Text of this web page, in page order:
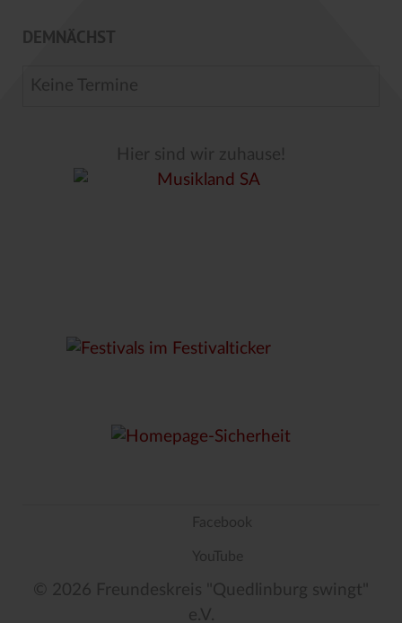
DEMNÄCHST
Keine Termine
Hier sind wir zuhause!
Facebook
YouTube
© 2026 Freundeskreis "Quedlinburg swingt"
e.V.